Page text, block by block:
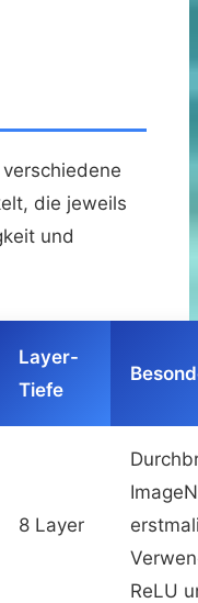
die jeweils
und
Layer-
Tiefe
8 Layer
ReLU